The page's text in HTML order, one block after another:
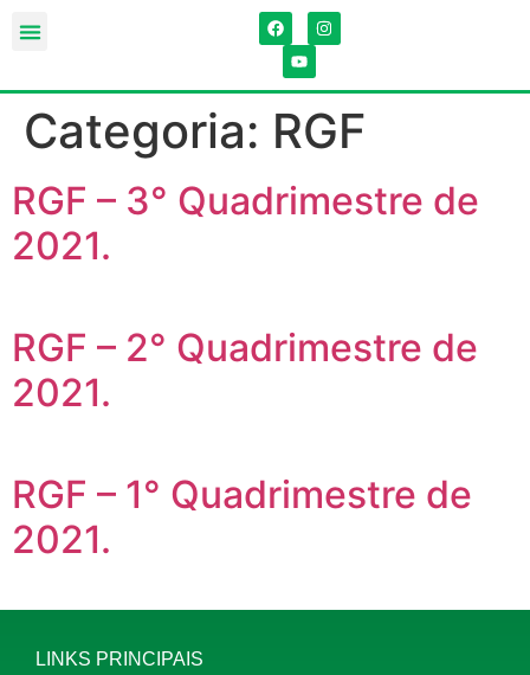
Categoria: RGF
RGF – 3° Quadrimestre de
2021.
RGF – 2° Quadrimestre de
2021.
RGF – 1° Quadrimestre de
2021.
LINKS PRINCIPAIS